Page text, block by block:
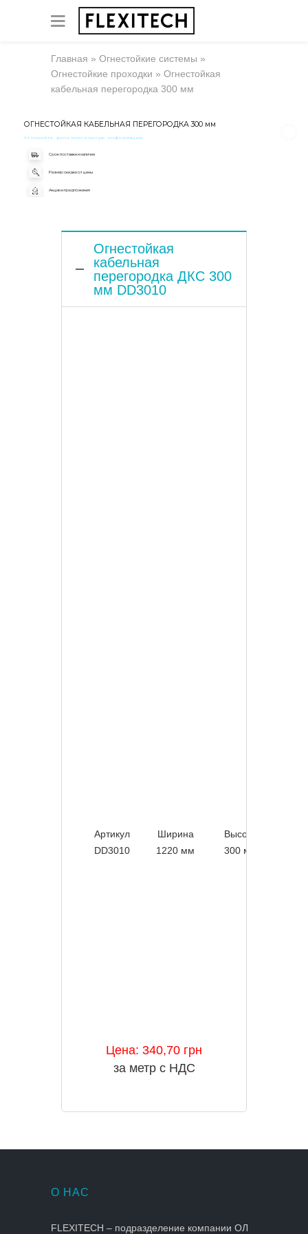
Главная » Огнестойкие системы »
Огнестойкие проходки » Огнестойкая
кабельная перегородка 300 мм
ОГНЕСТОЙКАЯ КАБЕЛЬНАЯ ПЕРЕГОРОДКА 300 мм
Уточняйте дополнительную информацию
Срок поставки и наличие
Размер скидки от цены
Акции и предложения
Огнестойкая
кабельная
перегородка ДКС 300
мм DD3010
Артикул Ширина Высота
DD3010
1220 мм 300 мм
Цена: 340,70 грн
за метр с НДС
О НАС
FLEXITECH – подразделение компании ОЛ